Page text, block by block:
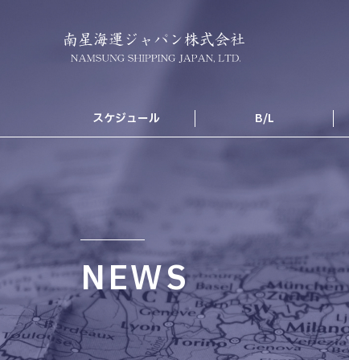
スケジュール B/L
NEWS